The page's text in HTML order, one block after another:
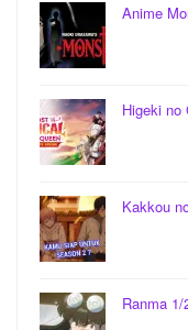
Anime
Higeki
Kakkou
Ranma